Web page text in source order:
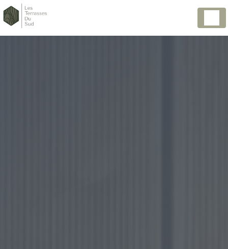
Panneau de gestion des cookies